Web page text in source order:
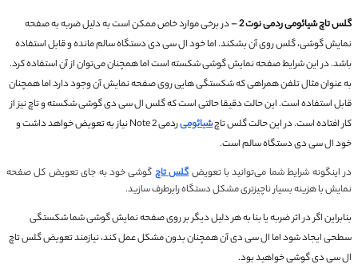
گلس تاچ شیائومی ردمی نوت‌‌ 2 -در برخی موارد خاص ممکن است به دلیل ضربه به صفحه
نمایش گوشی، گلس روی آن بشکند.اما خود ال سی دی دستگاه سالم مانده و قابل استفاده
باشد.در این شرایط صفحه نمایش گوشی شکسته است اما همچنان می‌توان از آن استفاده کرد.
به عنوان مثال تلفن همراهی که شکستگی هایی روی صفحه نمایش آن وجود دارد اما همچنان
قابل استفاده است.این حالت دقیقا حالتی است که گلس ال سی دی گوشی شکسته و تاچ نیز از
کار افتاده است.در این حالت گلس تاچشیائومی
ردمی Note‌‌ 2 نیاز به تعویض خواهد داشت و
خود ال سی دی دستگاه سالم است.
در اینگونه شرایط شما می‌توانید با تعویضگلس تاچ گوشی خود به جای تعویض کل صفحه
نمایش با هزینه بسیار ناچیزتری مشکل دستگاه رابرطرف سازید.
بنابراین اگر در اثر ضربه یا بنا به هر دلیل دیگر بر روی صفحه نمایش گوشی شما شکستگی
سطحی ایجاد شود اما ال سی دی آن همچنان بدون مشکل عمل کند، نیازمند تعویض گلس تاچ
ال سی دی گوشی خواهید بود.